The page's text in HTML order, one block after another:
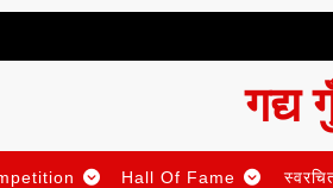
गद्य
Hall Of Fame